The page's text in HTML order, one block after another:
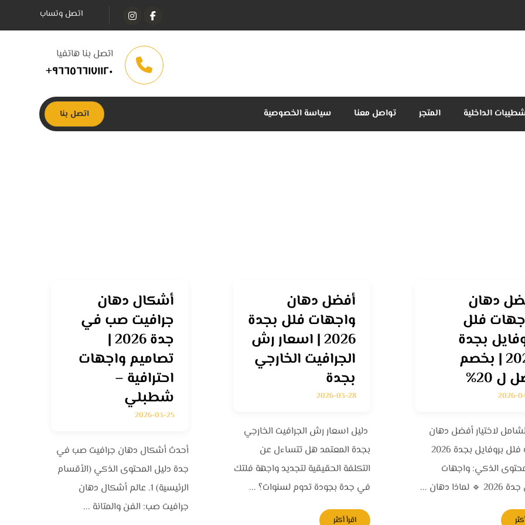
اتصل وتساب
اتصل بنا هاتفيا
٩٦٦٥٦٦١٧١١٢٠+
الداخلية المتجر تواصل معنا سياسة الخصوصية اتصل بنا
دهان
فلل
بجدة
2026 | بخصم
ل 20%
2026-
لاختيار أفضل دهان
واجهات فلل بروفايل بجدة 2026
الذكي: واجهات
دهان ...
أفضل دهان
واجهات فلل بجدة
2026 | اسعار رش
الجرافيت الخارجي
بجدة
2026-03-28
دليل اسعار رش الجرافيت الخارجي
بجدة المعتمد هل تتساءل عن
التكلفة الحقيقية لتجديد واجهة فلتك
في جدة بجودة تدوم لسنوات؟ ...
اقرأ أكثر
أشكال دهان
جرافيت صب في
جدة 2026 |
تصاميم واجهات
احترافية –
شطبلي
2026-03-25
أحدث أشكال دهان جرافيت صب في
جدة دليل المحتوى الذكي (الأقسام
الرئيسية) 1. عالم أشكال دهان
جرافيت صب: الفن والمتانة ...